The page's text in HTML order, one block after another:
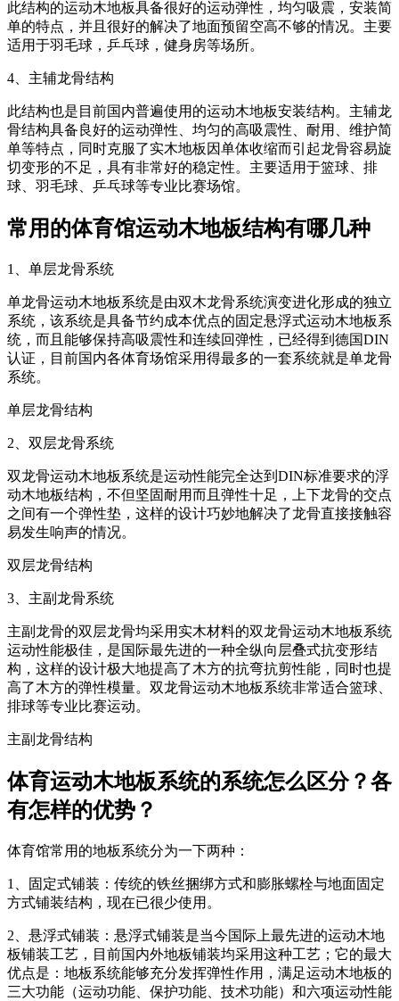
此结构的运动木地板具备很好的运动弹性，均匀吸震，安装简
单的特点，并且很好的解决了地面预留空高不够的情况。主要
适用于羽毛球，乒乓球，健身房等场所。
4、主辅龙骨结构
此结构也是目前国内普遍使用的运动木地板安装结构。主辅龙
骨结构具备良好的运动弹性、均匀的高吸震性、耐用、维护简
单等特点，同时克服了实木地板因单体收缩而引起龙骨容易旋
切变形的不足，具有非常好的稳定性。主要适用于篮球、排
球、羽毛球、乒乓球等专业比赛场馆。
常用的体育馆运动木地板结构有哪几种
1、单层龙骨系统
单龙骨运动木地板系统是由双木龙骨系统演变进化形成的独立
系统，该系统是具备节约成本优点的固定悬浮式运动木地板系
统，而且能够保持高吸震性和连续回弹性，已经得到德国DIN
认证，目前国内各体育场馆采用得最多的一套系统就是单龙骨
系统。
单层龙骨结构
2、双层龙骨系统
双龙骨运动木地板系统是运动性能完全达到DIN标准要求的浮
动木地板结构，不但坚固耐用而且弹性十足，上下龙骨的交点
之间有一个弹性垫，这样的设计巧妙地解决了龙骨直接接触容
易发生响声的情况。
双层龙骨结构
3、主副龙骨系统
主副龙骨的双层龙骨均采用实木材料的双龙骨运动木地板系统
运动性能极佳，是国际最先进的一种全纵向层叠式抗变形结
构，这样的设计极大地提高了木方的抗弯抗剪性能，同时也提
高了木方的弹性模量。双龙骨运动木地板系统非常适合篮球、
排球等专业比赛运动。
主副龙骨结构
体育运动木地板系统的系统怎么区分？各
有怎样的优势？
体育馆常用的地板系统分为一下两种：
1、固定式铺装：传统的铁丝捆绑方式和膨胀螺栓与地面固定
方式铺装结构，现在已很少使用。
2、悬浮式铺装：悬浮式铺装是当今国际上最先进的运动木地
板铺装工艺，目前国内外地板铺装均采用这种工艺；它的最大
优点是：地板系统能够充分发挥弹性作用，满足运动木地板的
三大功能（运动功能、保护功能、技术功能）和六项运动性能